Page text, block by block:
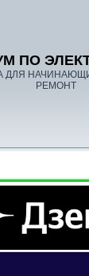
ПО
ДЛЯ
РЕМОНТ